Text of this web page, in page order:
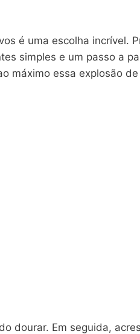
é uma escolha incrível.
simples e um passo a
máximo essa explosão
dourar. Em seguida,